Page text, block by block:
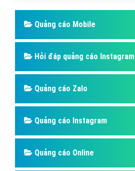
Quảng cáo Mobile
Hỏi đáp quảng cáo Instagram
Quảng cáo Zalo
Quảng cáo Instagram
Quảng cáo Online